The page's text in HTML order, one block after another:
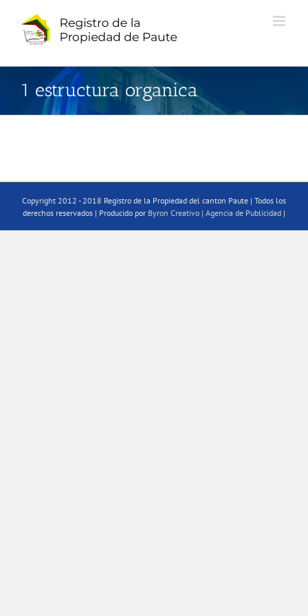
contenido
1 estructura organica
Copyright 2012 - 2018 Registro de la Propiedad del canton Paute | Todos los
derechos reservados | Producido por Byron Creativo | Agencia de Publicidad |